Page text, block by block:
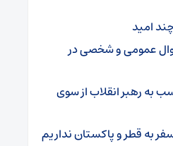
امید
عمومی و شخصی در
به رهبر انقلاب از سوی
به قطر و پاکستان نداریم